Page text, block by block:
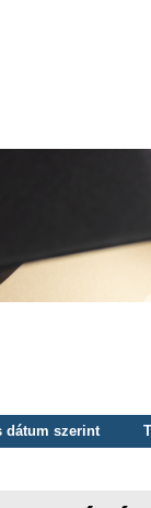
dátum szerint